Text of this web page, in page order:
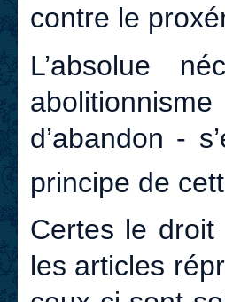
contre le
L’absolue
d’abandon -
principe de
Certes le
les articles